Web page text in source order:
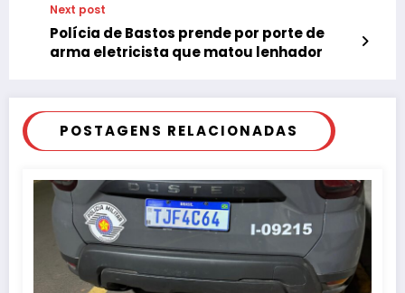
Next post
Polícia de Bastos prende por porte de
arma eletricista que matou lenhador
POSTAGENS RELACIONADAS